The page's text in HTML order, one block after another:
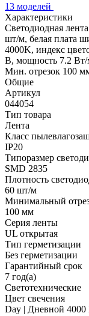
13 моделей
Характеристики
Светодиодная
шт/м, белая плата
4000K, индекс
В, мощность 7.2
Мин. отрезок 100
Общие
Артикул
044054
Тип товара
Лента
Класс
IP20
Типоразмер
SMD 2835
Плотность
60 шт/м
Минимальный
100 мм
Серия ленты
UL открытая
Тип герметизации
Без герметизации
Гарантийный срок
7 год(а)
Светотехнические
Цвет свечения
Day | Дневной 4000